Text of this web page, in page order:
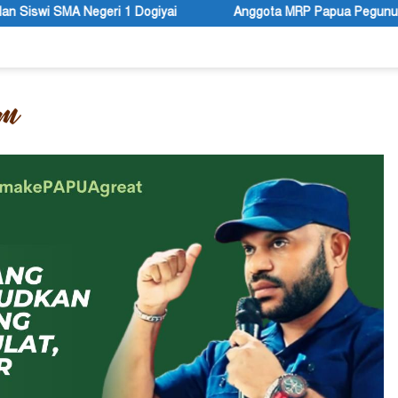
Anggota MRP Papua Pegunungan dan Forum Warga